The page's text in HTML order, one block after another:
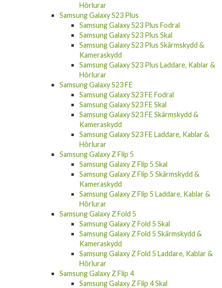
Samsung Galaxy S23 Plus
Samsung Galaxy S23 Plus Fodral
Samsung Galaxy S23 Plus Skal
Samsung Galaxy S23 Plus Skärmskydd &
Kameraskydd
Samsung Galaxy S23 Plus Laddare, Kablar &
Hörlurar
Samsung Galaxy S23 FE
Samsung Galaxy S23 FE Fodral
Samsung Galaxy S23 FE Skal
Samsung Galaxy S23 FE Skärmskydd &
Kameraskydd
Samsung Galaxy S23 FE Laddare, Kablar &
Hörlurar
Samsung Galaxy Z Flip 5
Samsung Galaxy Z Flip 5 Skal
Samsung Galaxy Z Flip 5 Skärmskydd &
Kameraskydd
Samsung Galaxy Z Flip 5 Laddare, Kablar &
Hörlurar
Samsung Galaxy Z Fold 5
Samsung Galaxy Z Fold 5 Skal
Samsung Galaxy Z Fold 5 Skärmskydd &
Kameraskydd
Samsung Galaxy Z Fold 5 Laddare, Kablar &
Hörlurar
Samsung Galaxy Z Flip 4
Samsung Galaxy Z Flip 4 Skal
Samsung Galaxy Z Flip 4 Laddare, Kablar &